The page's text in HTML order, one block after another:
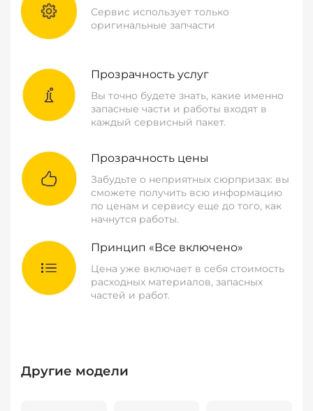
Сервис использует только
оригинальные запчасти
Прозрачность услуг
Вы точно будете знать, какие именно
запасные части и работы входят в
каждый сервисный пакет.
Прозрачность цены
Забудьте о неприятных сюрпризах: вы
сможете получить всю информацию
по ценам и сервису еще до того, как
начнутся работы.
Принцип «Все включено»
Цена уже включает в себя стоимость
расходных материалов, запасных
частей и работ.
Другие модели